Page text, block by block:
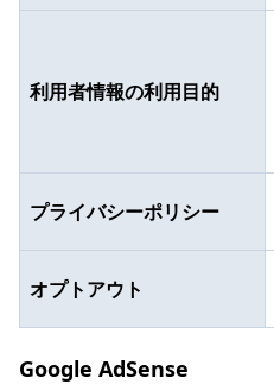
利用者情報の利用目的
プライバシーポリシー
オプトアウト
Google AdSense